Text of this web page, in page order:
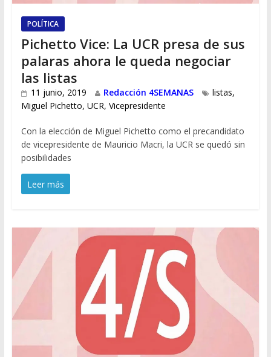
POLÍTICA
Pichetto Vice: La UCR presa de sus
palaras ahora le queda negociar
las listas
11 junio, 2019 Redacción 4SEMANAS listas,
Miguel Pichetto, UCR, Vicepresidente
Con la elección de Miguel Pichetto como el precandidato
de vicepresidente de Mauricio Macri, la UCR se quedó sin
posibilidades
Leer más